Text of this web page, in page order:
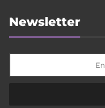
Newsletter